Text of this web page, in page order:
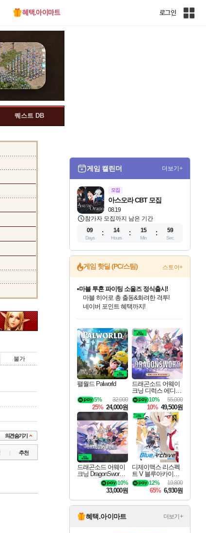
혜택.아이마트 로그인
인
퀘스트 DB
불가
추천
게임 캘린더 더보기+
모집
08.19
아스오라 CBT 모집
참가자 모집까지 남은 기간
09
Days
14
Hours
15
Min
58
Sec
게임 핫딜 (PC/스팀) 스토어+
최대 90% 할인가를 만나보세요!
네이버혜택과 함께 만나보세요!
50%할인&추가 적립까지!
마블 투혼 파이팅 소울즈 정식출시!
마블 히어로 총 출동&화려한 격투!
네이버 포인트 혜택까지!
이니&베니 혜택까지!
네이버 혜택가와 함께 예약하세요!
할인&네이버혜택으로 만나보세요!
네이버페이 혜택과 만나보세요!
40주년 프로모션으로 만나보세요!
할인가에 만나보세요!
일부 에디션 상시 할인!
혜택으로 예약 판매 중
편안하게 충전하세요
팰월드 Palworld
32,000
5%
25% 24,000원
드래곤소드 어웨이
크닝 디럭스 에디션
DragonSword Awake
ning Deluxe Edition
55,000
10%
10% 49,500원
드래곤소드 어웨이
크닝 DragonSword A
10%
33,000원
디제이맥스 리스펙
트 V 블루아카이브
팩 DJMAX RESPE
CT V Blue Archive P
ack DLC
19,800
12%
65% 6,930원
혜택.아이마트 더보기+